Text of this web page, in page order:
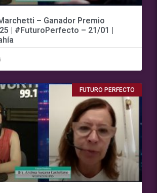
– Ganador Premio
| #FuturoPerfecto – 21/01 |
FUTURO PERFECTO